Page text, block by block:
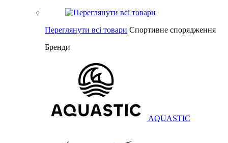
Переглянути всі товари Спортивне спорядження
Бренди
AQUASTIC